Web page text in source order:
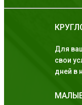
Для
свои
дней в